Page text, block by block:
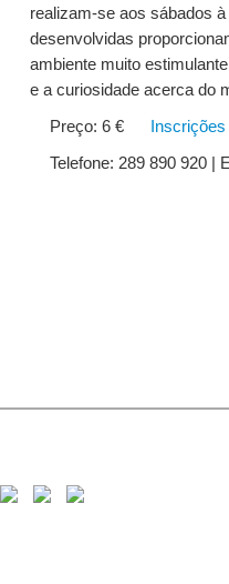
realizam-se aos sábados
desenvolvidas
ambiente muito
e a curiosidade acerca do
Preço: 6 €
Inscrições
Telefone: 289 890 920 |